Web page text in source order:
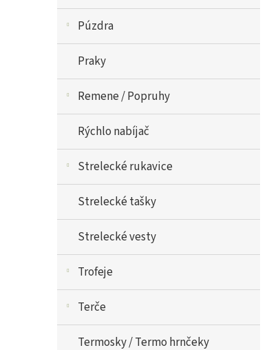
Púzdra
Praky
Remene / Popruhy
Rýchlo nabíjač
Strelecké rukavice
Strelecké tašky
Strelecké vesty
Trofeje
Terče
Termosky / Termo hrnčeky